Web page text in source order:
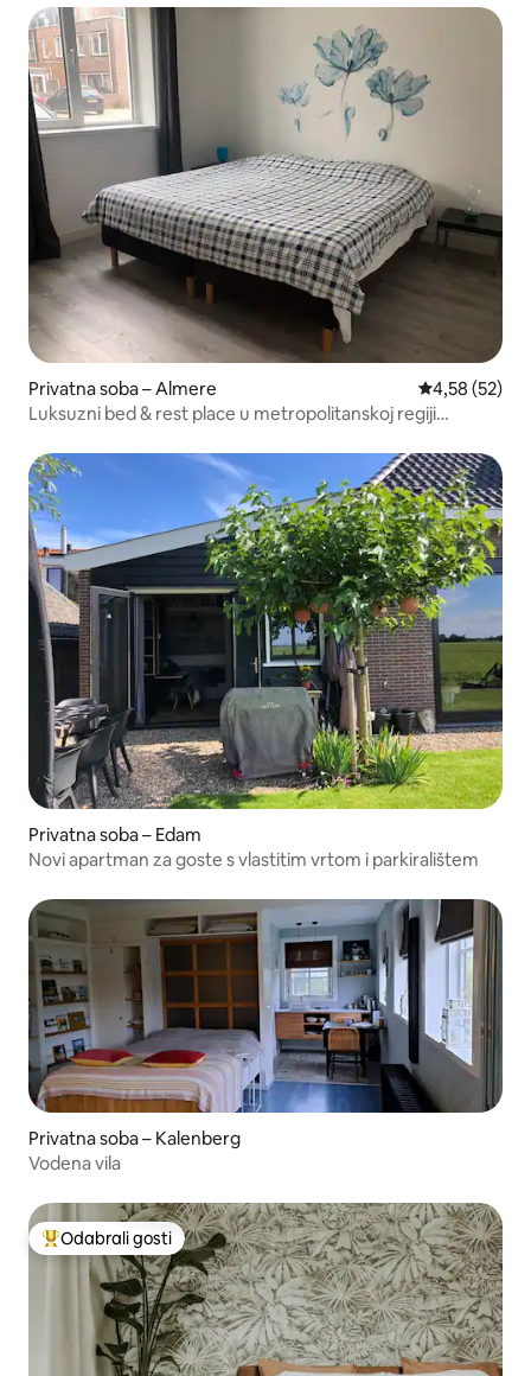
Privatna soba – Almere Prosječna
4,58 (52)
Luksuzni bed & rest place u metropolitanskoj regiji
Privatna soba – Edam
Novi apartman za goste s vlastitim vrtom i parkiralištem
Privatna soba – Kalenberg
Vodena vila
Među najviše rangiranima s oznakom „Odabrali gosti”
Odabrali gosti